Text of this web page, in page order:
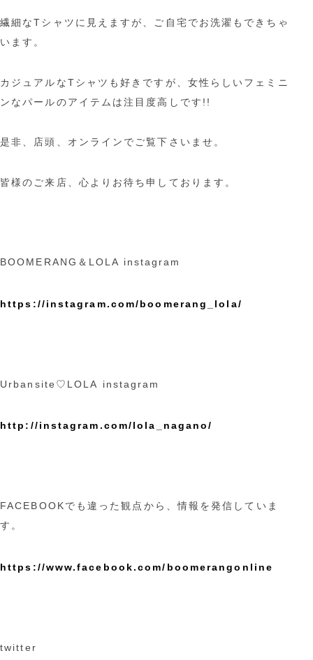
繊細なTシャツに見えますが、ご自宅でお洗濯もできちゃ
います。
カジュアルなTシャツも好きですが、女性らしいフェミニ
ンなパールのアイテムは注目度高しです!!
是非、店頭、オンラインでご覧下さいませ。
皆様のご来店、心よりお待ち申しております。
BOOMERANG＆LOLA instagram
https://instagram.com/boomerang_lola/
Urbansite♡LOLA instagram
http://instagram.com/lola_nagano/
FACEBOOKでも違った観点から、情報を発信していま
す。
https://www.facebook.com/boomerangonline
twitter